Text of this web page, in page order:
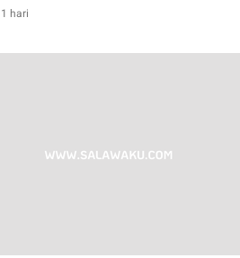
1 hari